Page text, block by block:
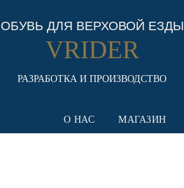
ОБУВЬ ДЛЯ ВЕРХОВОЙ ЕЗДЫ
VRIDER
РАЗРАБОТКА И ПРОИЗВОДСТВО
О НАС МАГАЗИН